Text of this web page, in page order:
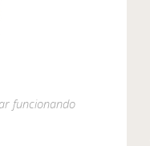
funcionando